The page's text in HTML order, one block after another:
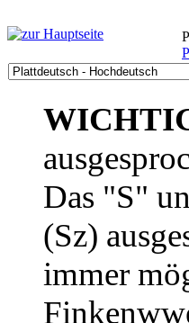
Das "S"
(Sz)
immer